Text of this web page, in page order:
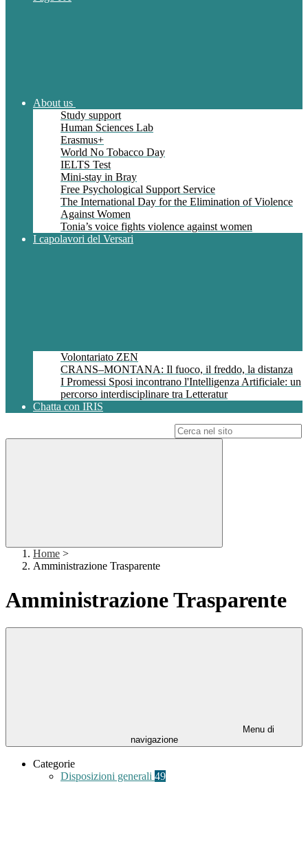
About us
Study support
Human Sciences Lab
Erasmus+
World No Tobacco Day
IELTS Test
Mini-stay in Bray
Free Psychological Support Service
The International Day for the Elimination of Violence
Against Women
Tonia’s voice fights violence against women
I capolavori del Versari
Volontariato ZEN
CRANS–MONTANA: Il fuoco, il freddo, la distanza
I Promessi Sposi incontrano l'Intelligenza Artificiale: un
percorso interdisciplinare tra Letteratur
Chatta con IRIS
Home >
Amministrazione Trasparente
Amministrazione Trasparente
Menu di
navigazione
Categorie
Disposizioni generali 49